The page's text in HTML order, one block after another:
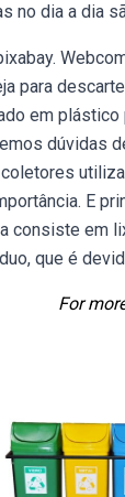
no dia a dia
para
em
dúvidas
E
consiste em
que é
For